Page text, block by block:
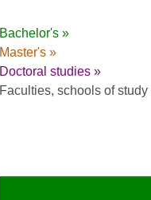
Bachelor's »
Master's »
Doctoral studies »
Faculties, schools of study